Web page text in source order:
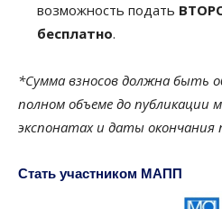
возможность подать
бесплатно.
*Сумма взносов должна быть
полном объеме до публикации
экспонатах и даты окончания
Стать участником МАПП